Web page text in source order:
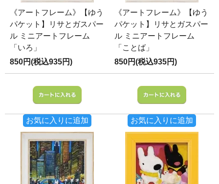
《アートフレーム》【ゆう
パケット】リサとガスパー
ル ミニアートフレーム
「いろ」
850円(税込935円)
お気に入りに追加
《アートフレーム》【ゆう
パケット】リサとガスパー
ル ミニアートフレーム
「ことば」
850円(税込935円)
お気に入りに追加